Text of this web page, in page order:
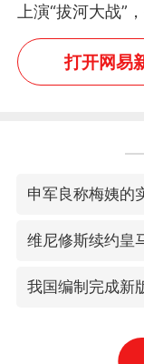
上演“拔河大战”
铁棒敲打方才挣
打开网易
维尼修斯续约皇